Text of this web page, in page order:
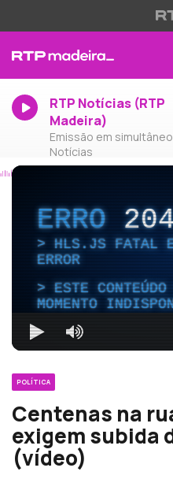
RTP Notícias (RTP
Madeira)
Emissão em
Notícias
ERRO
HLS.JS FATAL
ERROR
ESTE
MOMENTO
POLÍTICA
Centenas na
exigem subida
(vídeo)